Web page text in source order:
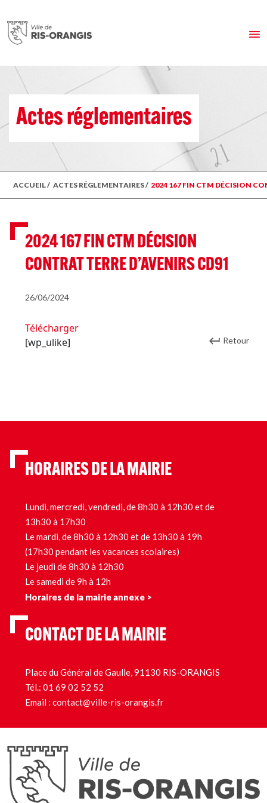
Actes réglementaires
ACCUEIL/ ACTES RÉGLEMENTAIRES/ 2024 167 FIN CTM DÉCISION
2024 167 FIN CTM DÉCISION
CONTRAT TERRE D’AVENIRS CD91
26/06/2024
Télécharger
[wp_ulike]
Retour
HORAIRES DE LA MAIRIE
Lundi, mercredi, vendredi, de 8h30 à 12h30 et de
13h30 à 17h30
Le mardi, de 8h30 à 12h30 et de 13h30 à 19h
(17h30 pendant les vacances scolaires)
Le jeudi de 8h30 à 12h30
Le samedi de 9h à 12h
Horaires de la mairie annexe >
CONTACT DE LA MAIRIE
Place du Général de Gaulle, 91130 RIS-ORANGIS
Tél.: 01 69 02 52 52
Email : contact@ville-ris-orangis.fr